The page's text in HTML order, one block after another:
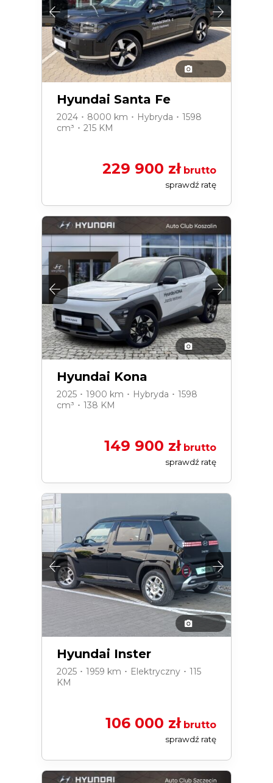
Hyundai Santa Fe
2024 ･ 8000 km ･ Hybryda ･ 1598
cm³ ･ 215 KM
229 900 złbrutto
sprawdź ratę
Hyundai Kona
2025 ･ 1900 km ･ Hybryda ･ 1598
cm³ ･ 138 KM
149 900 złbrutto
sprawdź ratę
Hyundai Inster
2025 ･ 1959 km ･ Elektryczny ･ 115
KM
106 000 złbrutto
sprawdź ratę